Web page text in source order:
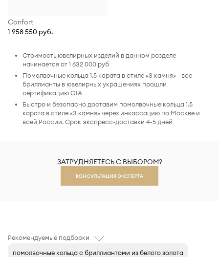
Confort
1 958 550 руб.
Стоимость ювелирных изделий в данном разделе
начинается от 1 632 000 руб
Помолвочные кольца 1.5 карата в стиле «3 камня» - все
бриллианты в ювелирных украшениях прошли
сертификацию GIA
Быстро и безопасно доставим помолвочные кольца 1.5
карата в стиле «3 камня» через инкассацию по Москве и
всей России. Срок экспресс-доставки 4-5 дней
ЗАТРУДНЯЕТЕСЬ С ВЫБОРОМ?
КОНСУЛЬТАЦИЯ ЭКСПЕРТА
Рекомендуемые подборки
помолвочные кольца с бриллиантами из белого золота